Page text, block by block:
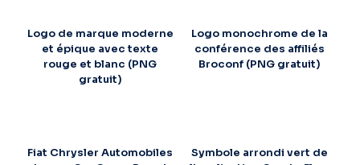
Logo de marque moderne
et épique avec texte
rouge et blanc (PNG
gratuit)
Logo monochrome de la
conférence des affiliés
Broconf (PNG gratuit)
Fiat Chrysler Automobiles
Symbole arrondi vert de